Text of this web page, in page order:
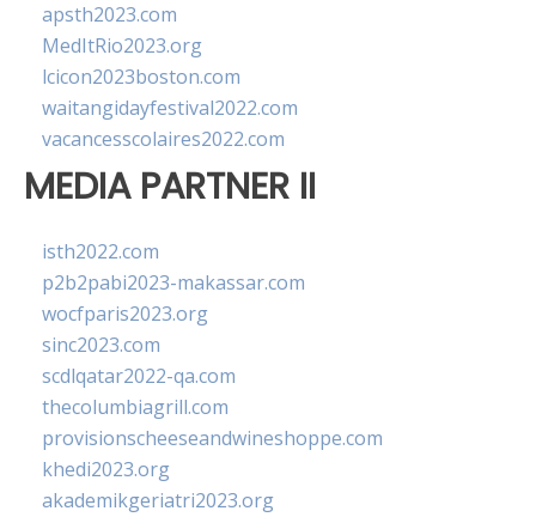
apsth2023.com
MedItRio2023.org
lcicon2023boston.com
waitangidayfestival2022.com
vacancesscolaires2022.com
MEDIA PARTNER II
isth2022.com
p2b2pabi2023-makassar.com
wocfparis2023.org
sinc2023.com
scdlqatar2022-qa.com
thecolumbiagrill.com
provisionscheeseandwineshoppe.com
khedi2023.org
akademikgeriatri2023.org